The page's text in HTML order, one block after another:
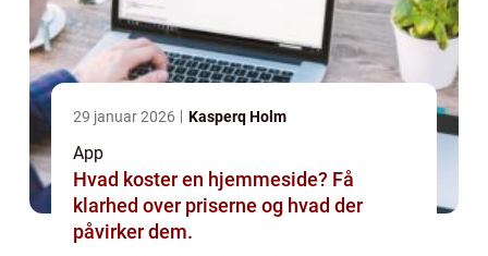
29 januar 2026 Kasperq Holm
App
Hvad koster en hjemmeside? Få
klarhed over priserne og hvad der
påvirker dem.